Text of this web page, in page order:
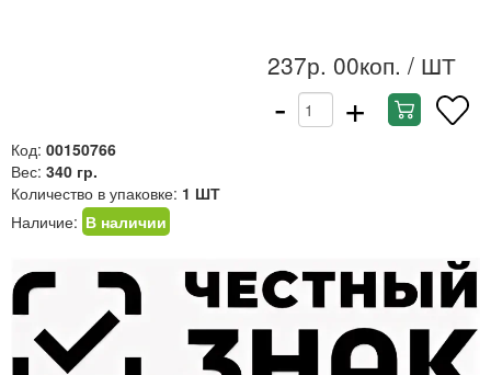
237р. 00коп. / ШТ
- +
Код: 00150766
Вес: 340 гр.
Количество в упаковке: 1 ШТ
Наличие: В наличии